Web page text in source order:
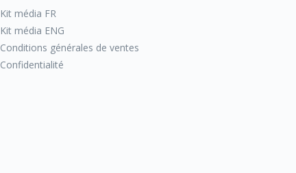
Kit média FR
Kit média ENG
Conditions générales de ventes
Confidentialité